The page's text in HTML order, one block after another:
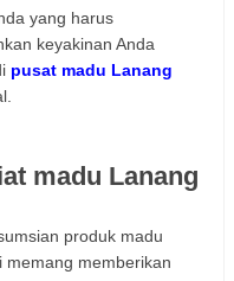
yang harus
keyakinan Anda
pusat madu Lanang
madu Lanang
produk madu
memang memberikan